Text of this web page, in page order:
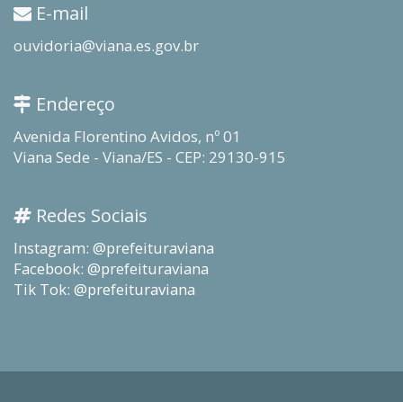
E-mail
ouvidoria@viana.es.gov.br
Endereço
Avenida Florentino Avidos, nº 01
Viana Sede - Viana/ES - CEP: 29130-915
Redes Sociais
Instagram: @prefeituraviana
Facebook: @prefeituraviana
Tik Tok: @prefeituraviana